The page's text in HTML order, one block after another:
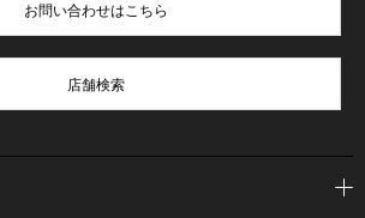
お問い合わせはこちら
店舗検索